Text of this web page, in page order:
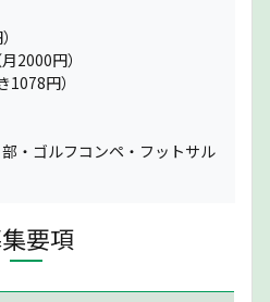
2000円）
円）
・ゴルフコンペ・フットサル
要項